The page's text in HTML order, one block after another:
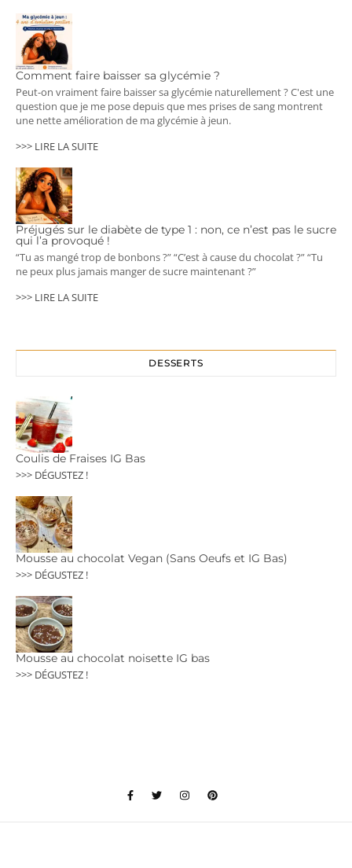
Comment faire baisser sa glycémie ?
Peut-on vraiment faire baisser sa glycémie naturellement ? C'est une
question que je me pose depuis que mes prises de sang montrent
une nette amélioration de ma glycémie à jeun.
>>> LIRE LA SUITE
Préjugés sur le diabète de type 1 : non, ce n’est pas le sucre
qui l’a provoqué !
“Tu as mangé trop de bonbons ?” “C’est à cause du chocolat ?” “Tu
ne peux plus jamais manger de sucre maintenant ?”
>>> LIRE LA SUITE
DESSERTS
Coulis de Fraises IG Bas
>>> DÉGUSTEZ !
Mousse au chocolat Vegan (Sans Oeufs et IG Bas)
>>> DÉGUSTEZ !
Mousse au chocolat noisette IG bas
>>> DÉGUSTEZ !